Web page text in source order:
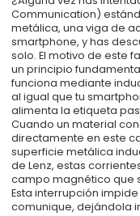
Communication)
metálica, una viga de
smartphone, y has
solo. El motivo de este
un principio
funciona mediante
al igual que tu
alimenta la etiqueta
Cuando un material
directamente en este
superficie metálica
de Lenz, estas
campo magnético que
Esta interrupción
comunique, dejándola